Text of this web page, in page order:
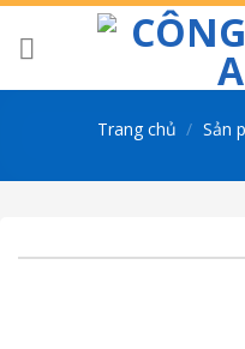
Skip
Trang chủ / Sản